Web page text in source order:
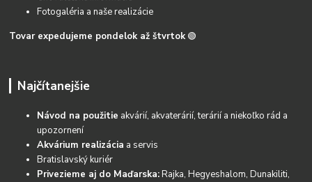
Fotogaléria a naše realizácie
Tovar expedujeme pondelok až štvrtok 🟢
Najčítanejšie
Návod na použitie akvárií, akvaterárií, terárií a niekoľko rád a
upozornení
Akvárium realizácia a servis
Bratislavský kuriér
Privezieme aj do Maďarska:Rajka, Hegyeshalom, Dunakiliti,